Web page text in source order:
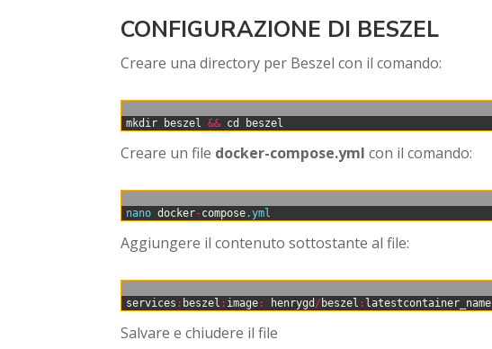
CONFIGURAZIONE DI BESZEL
Creare una directory per Beszel con il comando:
mkdir beszel && cd beszel
Creare un file docker-compose.yml con il comando:
nano docker-compose.yml
Aggiungere il contenuto sottostante al file:
services : beszel : image: henrygd / beszel : latestcontainer_name
Salvare e chiudere il file